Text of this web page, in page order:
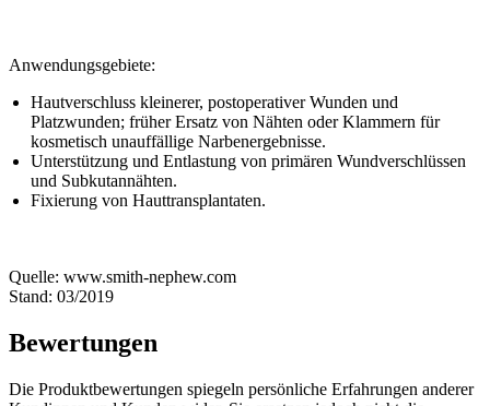
Anwendungsgebiete:
Hautverschluss kleinerer, postoperativer Wunden und
Platzwunden; früher Ersatz von Nähten oder Klammern für
kosmetisch unauffällige Narbenergebnisse.
Unterstützung und Entlastung von primären Wundverschlüssen
und Subkutannähten.
Fixierung von Hauttransplantaten.
Quelle: www.smith-nephew.com
Stand: 03/2019
Bewertungen
Die Produktbewertungen spiegeln persönliche Erfahrungen anderer